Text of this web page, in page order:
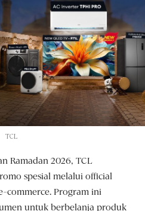
TCL
Ramadan 2026, TCL
spesial melalui official
commerce. Program ini
untuk berbelanja produk